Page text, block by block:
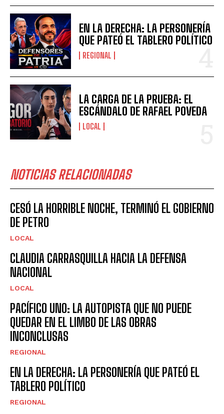
EN LA DERECHA: LA PERSONERÍA
QUE PATEÓ EL TABLERO POLÍTICO
REGIONAL
LA CARGA DE LA PRUEBA: EL
ESCÁNDALO DE RAFAEL POVEDA
LOCAL
NOTICIAS RELACIONADAS
CESÓ LA HORRIBLE NOCHE, TERMINÓ EL GOBIERNO
DE PETRO
LOCAL
CLAUDIA CARRASQUILLA HACIA LA DEFENSA
NACIONAL
LOCAL
PACÍFICO UNO: LA AUTOPISTA QUE NO PUEDE
QUEDAR EN EL LIMBO DE LAS OBRAS
INCONCLUSAS
REGIONAL
EN LA DERECHA: LA PERSONERÍA QUE PATEÓ EL
TABLERO POLÍTICO
REGIONAL